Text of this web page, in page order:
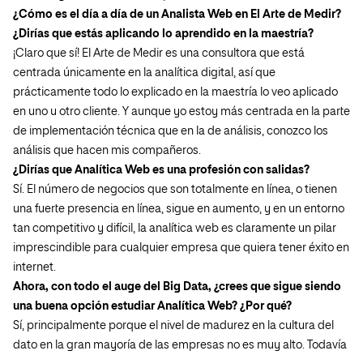
¿Cómo es el día a día de un Analista Web en El Arte de Medir?
¿Dirías que estás aplicando lo aprendido en la maestría?
¡Claro que sí! El Arte de Medir es una consultora que está
centrada únicamente en la analítica digital, así que
prácticamente todo lo explicado en la maestría lo veo aplicado
en uno u otro cliente. Y aunque yo estoy más centrada en la parte
de implementación técnica que en la de análisis, conozco los
análisis que hacen mis compañeros.
¿Dirías que Analítica Web es una profesión con salidas?
Sí. El número de negocios que son totalmente en línea, o tienen
una fuerte presencia en línea, sigue en aumento, y en un entorno
tan competitivo y difícil, la analítica web es claramente un pilar
imprescindible para cualquier empresa que quiera tener éxito en
internet.
Ahora, con todo el auge del Big Data, ¿crees que sigue siendo
una buena opción estudiar Analítica Web? ¿Por qué?
Sí, principalmente porque el nivel de madurez en la cultura del
dato en la gran mayoría de las empresas no es muy alto. Todavía